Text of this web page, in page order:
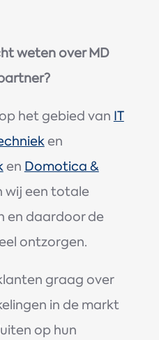
weten over MD
het gebied van IT
en
en Domotica &
wij een totale
en daardoor de
ontzorgen.
graag over
in de markt
op hun